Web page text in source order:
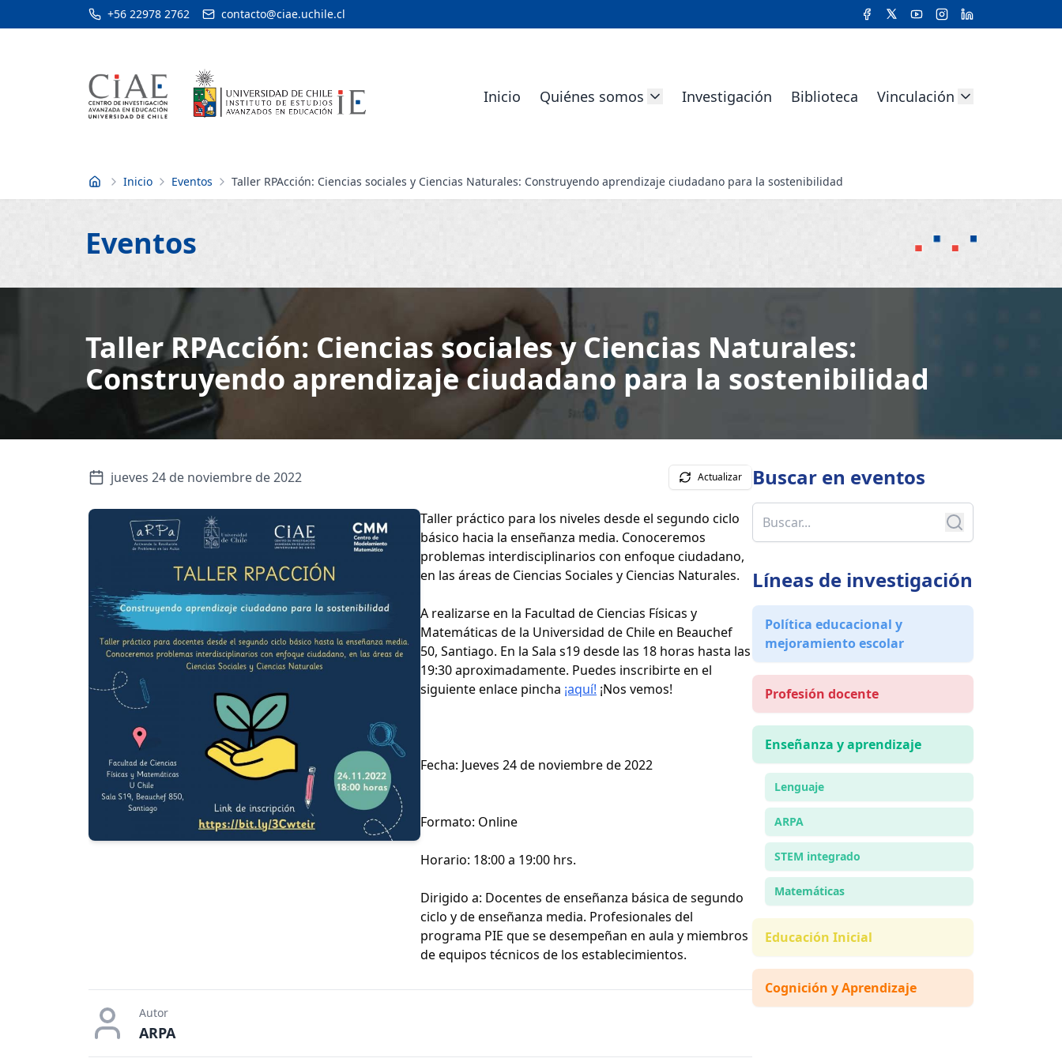
+56 22978 2762 contacto@ciae.uchile.cl
Inicio Quiénes somos Investigación Biblioteca Vinculación
Inicio Inicio Eventos Taller RPAcción: Ciencias sociales y Ciencias Naturales: Construyendo aprendizaje ciudadano para la sostenibilidad
Eventos
Taller RPAcción: Ciencias sociales y Ciencias Naturales:
Construyendo aprendizaje ciudadano para la sostenibilidad
jueves 24 de noviembre de 2022 Actualizar
Taller práctico para los niveles desde el segundo ciclo
básico hacia la enseñanza media. Conoceremos
problemas interdisciplinarios con enfoque ciudadano,
en las áreas de Ciencias Sociales y Ciencias Naturales.
A realizarse en la Facultad de Ciencias Físicas y
Matemáticas de la Universidad de Chile en Beauchef
50, Santiago. En la Sala s19 desde las 18 horas hasta las
19:30 aproximadamente. Puedes inscribirte en el
siguiente enlace pincha ¡aquí! ¡Nos vemos!
Fecha: Jueves 24 de noviembre de 2022
Formato: Online
Horario: 18:00 a 19:00 hrs.
Dirigido a: Docentes de enseñanza básica de segundo
ciclo y de enseñanza media. Profesionales del
programa PIE que se desempeñan en aula y miembros
de equipos técnicos de los establecimientos.
Autor
ARPA
Buscar en eventos
Líneas de investigación
Política educacional y
mejoramiento escolar
Profesión docente
Enseñanza y aprendizaje
Lenguaje
ARPA
STEM integrado
Matemáticas
Educación Inicial
Cognición y Aprendizaje